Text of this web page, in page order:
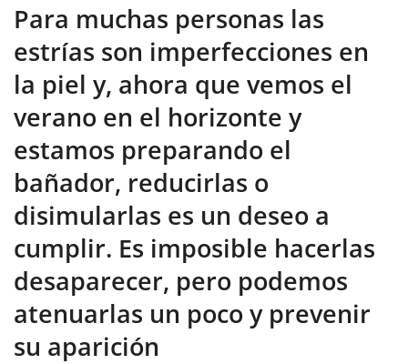
c
e
b
o
o
k
itt
er
at
s
A
p
p
e
gr
a
m
ai
l
k
e
dI
n
m
p
ar
tir
Para muchas personas las
estrías son imperfecciones en
la piel y, ahora que vemos el
verano en el horizonte y
estamos preparando el
bañador, reducirlas o
disimularlas es un deseo a
cumplir. Es imposible hacerlas
desaparecer, pero podemos
atenuarlas un poco y prevenir
su aparición